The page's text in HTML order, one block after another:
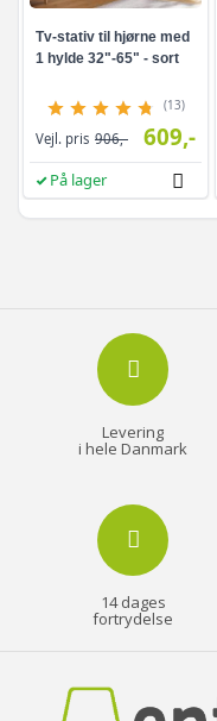
Tv-stativ til hjørne med
1 hylde 32"-65" - sort
(13)
Vejl. pris 906,- 609,-
På lager
Levering
i hele Danmark
14 dages
fortrydelse